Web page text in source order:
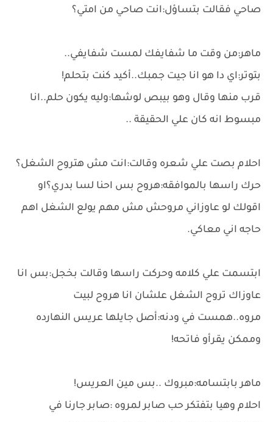
صاحي فقالت بتساؤل:انت صاحي من امتي؟
ماهر:من وقت ما شفايفك لمست شفايفي..
بتوتر:اي دا هو انا جيت جمبك..أكيد كنت بتحلم!
قرب منها وقال وهو بيبص لوشها:وليه يكون حلم..انا
مبسوط انه كان علي الحقيقة ..
احلام بصت علي شعره وقالت:انت مش هتروح الشغل؟
حرك راسها بالموافقه:هروح بس احنا لسا بدري؟او
اقولك لو عاوزاني مروحش مش مهم يولع الشغل اهم
حاجه اني معاكي.
ابتسمت علي كلامه وحركت راسها وقالت بخجل:بس انا
عاوزاك تروح الشغل علشان انا هروح لبيت
مروه..همست في ودنه:أصل جايلها عريس النهارده
وممكن يقرأو فاتحه!
ماهر بابتسامه:مبروك ..بس مين العريس!
احلام وهيا بتفتكر حب صابر لمروه :صابر جارنا في